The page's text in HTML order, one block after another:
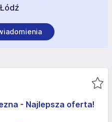
- Najlepsza oferta!